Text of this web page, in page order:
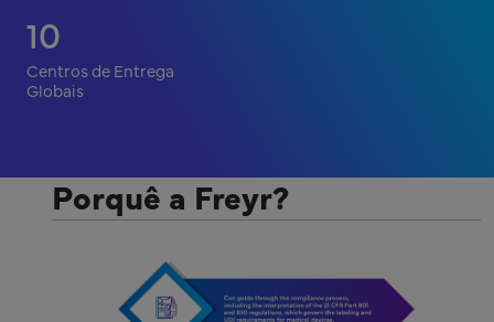
10
Centros de Entrega
Globais
Porquê a Freyr?